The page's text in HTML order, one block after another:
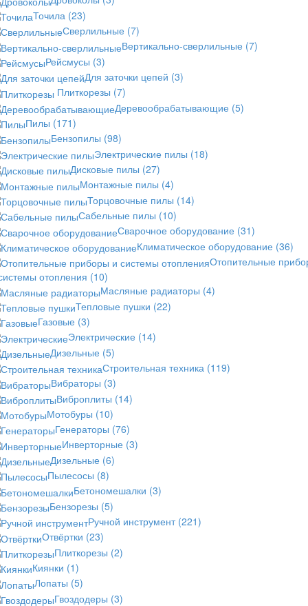
Точила (23)
Сверлильные (7)
Вертикально-сверлильные (7)
Рейсмусы (3)
Для заточки цепей (3)
Плиткорезы (7)
Деревообрабатывающие (5)
Пилы (171)
Бензопилы (98)
Электрические пилы (18)
Дисковые пилы (27)
Монтажные пилы (4)
Торцовочные пилы (14)
Сабельные пилы (10)
Сварочное оборудование (31)
Климатическое оборудование (36)
Отопительные
отопления (10)
Масляные радиаторы (4)
Тепловые пушки (22)
Газовые (3)
Электрические (14)
Дизельные (5)
Строительная техника (119)
Вибраторы (3)
Виброплиты (14)
Мотобуры (10)
Генераторы (76)
Инверторные (3)
Дизельные (6)
Пылесосы (8)
Бетономешалки (3)
Бензорезы (5)
Ручной инструмент (221)
Отвёртки (23)
Плиткорезы (2)
Киянки (1)
Лопаты (5)
Гвоздодеры (3)